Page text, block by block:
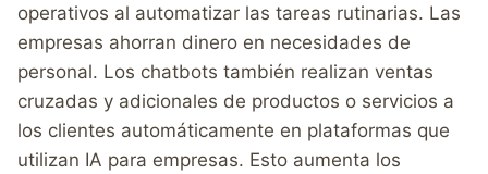
operativos al automatizar las tareas rutinarias. Las
empresas ahorran dinero en necesidades de
personal. Los chatbots también realizan ventas
cruzadas y adicionales de productos o servicios a
los clientes automáticamente en plataformas que
utilizan IA para empresas. Esto aumenta los